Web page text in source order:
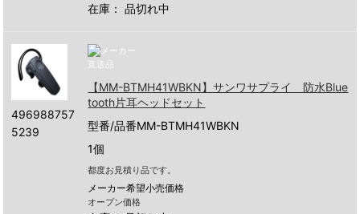
在庫：品切れ中
496988757
5239
【MM-BTMH41WBKN】サンワサプライ 防水Blue
tooth片耳ヘッドセット
型番/品番MM-BTMH41WBKN
1個
都度お見積り品です。
メーカー希望小売価格
オープン価格